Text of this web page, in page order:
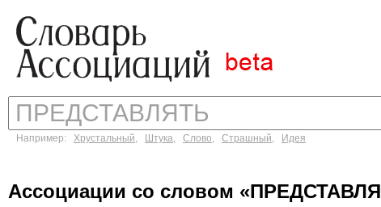
Например: Хрустальный, Штука, Слово, Страшный, Идея
Ассоциации со словом